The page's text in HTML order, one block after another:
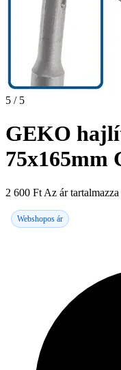
5 / 5
GEKO
75x165mm
2 600 Ft Az ár
Webshopos ár